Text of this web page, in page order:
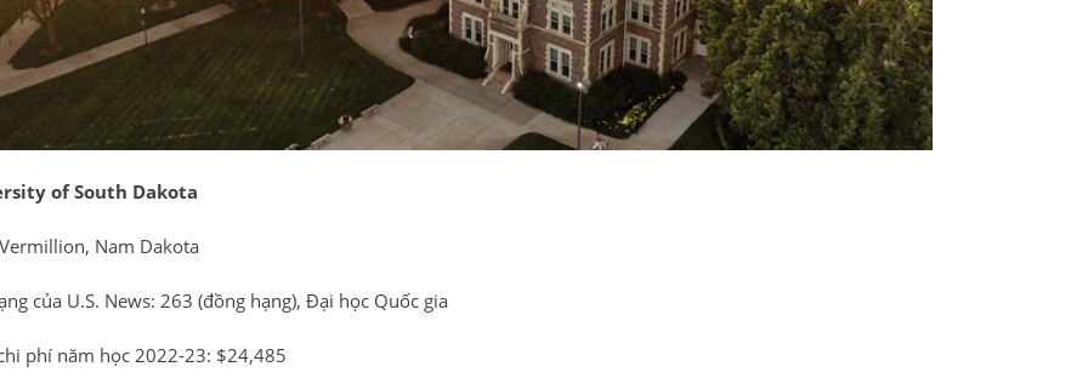
of South Dakota
Nam Dakota
của U.S. News: 263 (đồng hạng), Đại học Quốc gia
phí năm học 2022-23: $24,485